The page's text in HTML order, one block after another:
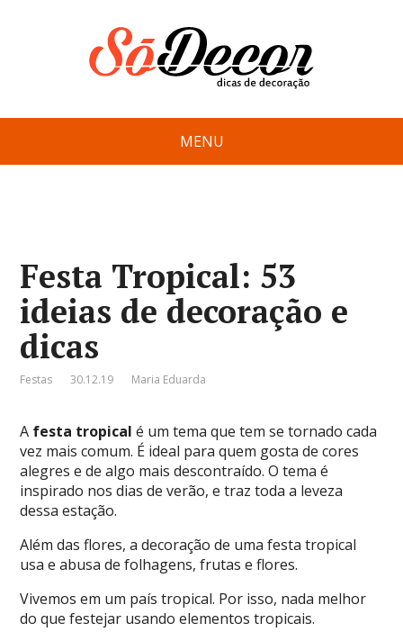
MENU
Festa Tropical: 53
ideias de decoração e
dicas
Festas 30.12.19 Maria Eduarda
A festa tropical é um tema que tem se tornado cada
vez mais comum. É ideal para quem gosta de cores
alegres e de algo mais descontraído. O tema é
inspirado nos dias de verão, e traz toda a leveza
dessa estação.
Além das flores, a decoração de uma festa tropical
usa e abusa de folhagens, frutas e flores.
Vivemos em um país tropical. Por isso, nada melhor
do que festejar usando elementos tropicais.